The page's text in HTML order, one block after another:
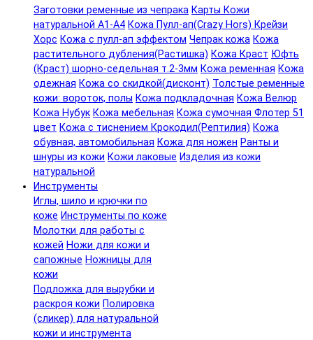
Заготовки ременные из чепрака Карты Кожи
натуральной А1-А4 Кожа Пулл-ап(Crazy Hors) Крейзи
Хорс Кожа с пулл-ап эффектом Чепрак кожа Кожа
растительного дубления(Растишка) Кожа Краст Юфть
(Краст) шорно-седельная т.2-3мм Кожа ременная Кожа
одежная Кожа со скидкой(дисконт) Толстые ременные
кожи: вороток, полы Кожа подкладочная Кожа Велюр
Кожа Нубук Кожа мебельная Кожа сумочная Флотер 51
цвет Кожа с тиснением Крокодил(Рептилия) Кожа
обувная, автомобильная Кожа для ножен Ранты и
шнуры из кожи Кожи лаковые Изделия из кожи
натуральной
Инструменты
Иглы, шило и крючки по
коже Инструменты по коже
Молотки для работы с
кожей Ножи для кожи и
сапожные Ножницы для
кожи
Подложка для вырубки и
раскроя кожи Полировка
(сликер) для натуральной
кожи и инструмента